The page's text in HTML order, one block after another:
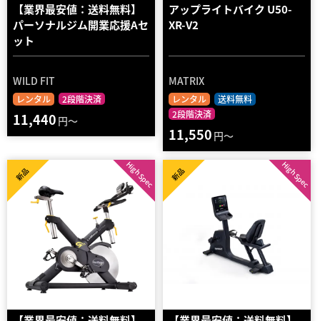
【業界最安値：送料無料】
パーソナルジム開業応援Aセ
ット
WILD FIT
レンタル 2段階決済
11,440 円～
アップライトバイク U50-
XR-V2
MATRIX
レンタル
送料無料
2段階決済
11,550 円～
High Spec
新品 High Spec
新品